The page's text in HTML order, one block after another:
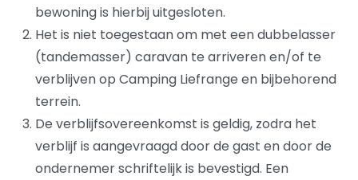
bewoning is hierbij uitgesloten.
Het is niet toegestaan om met een dubbelasser
(tandemasser) caravan te arriveren en/of te
verblijven op Camping Liefrange en bijbehorend
terrein.
De verblijfsovereenkomst is geldig, zodra het
verblijf is aangevraagd door de gast en door de
ondernemer schriftelijk is bevestigd. Een